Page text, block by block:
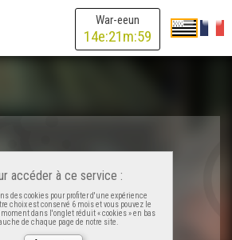
War-eeun
14e:21m:59
accéder à ce service :
des cookies pour profiter d'une expérience
choix est conservé 6 mois et vous pouvez le
dans l'onglet réduit « cookies » en bas
de chaque page de notre site.
ha Deskiñ An Oriant (17-6)
ha Deskiñ Pleumeur-Bodoù (17-9)
ha Deskiñ Landerne (17-10)